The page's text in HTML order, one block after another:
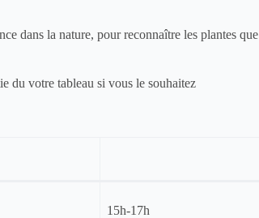
dans la nature, pour reconnaître les plantes
du votre tableau si vous le souhaitez
15h-17h